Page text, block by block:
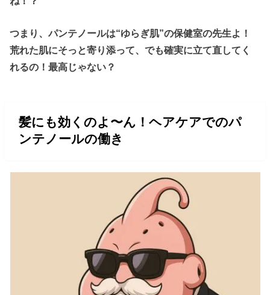
つまり、パンテノールは“ゆらぎ肌”の保健室の先生よ！
荒れた肌にそっと寄り添って、でも確実に立て直してく
れるの！最高じゃない？
髪にも効くのよ〜ん！ヘアケアでのパ
ンテノールの働き